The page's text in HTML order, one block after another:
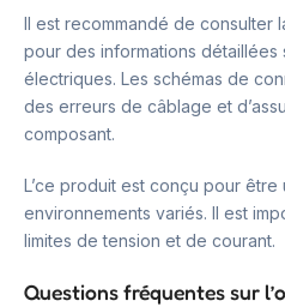
Il est recommandé de consulter
pour des informations détaillées
électriques. Les schémas de
des erreurs de câblage et
composant.
L’ce produit est conçu pour être
environnements variés. Il est
limites de tension et de courant.
Questions fréquentes sur